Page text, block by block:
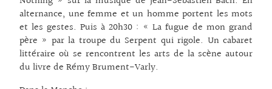
alternance, une femme et un homme portent les mots
et les gestes. Puis à 20h30 : « La fugue de mon grand
père » par la troupe du Serpent qui rigole. Un cabaret
littéraire où se rencontrent les arts de la scène autour
du livre de Rémy Brument-Varly.